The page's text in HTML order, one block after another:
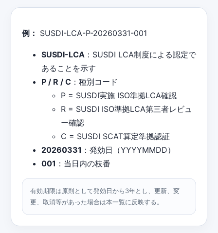
例： SUSDI-LCA-P-20260331-001
SUSDI-LCA ：SUSDI LCA制度による認定で
あることを示す
P / R / C ：種別コード
P = SUSDI実施 ISO準拠LCA確認
R = SUSDI ISO準拠LCA第三者レビュ
ー確認
C = SUSDI SCAT算定準拠認証
20260331 ：発効日（YYYYMMDD）
001 ：当日内の枝番
有効期限は原則として発効日から3年とし、更新、変
更、取消等があった場合は本一覧に反映する。